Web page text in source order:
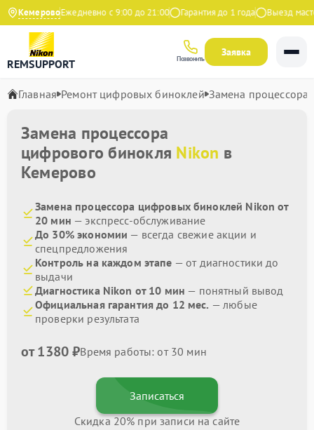
Кемерово
Яндекс Ежедневно с 9:00 до 21:00 Гарантия до 1 года Выезд
REMSUPPORT Позвонить
Заявка
Главная Ремонт цифровых биноклей Замена процессора
Замена процессора
цифрового бинокля Nikon в
Кемерово
Замена процессора цифровых биноклей Nikon от
20 мин — экспресс-обслуживание
До 30% экономии — всегда свежие акции и
спецпредложения
Контроль на каждом этапе — от диагностики до
выдачи
Диагностика Nikon от 10 мин — понятный вывод
Официальная гарантия до 12 мес. — любые
проверки результата
от 1380 ₽Время работы: от 30 мин
Записаться
Скидка 20% при записи на сайте